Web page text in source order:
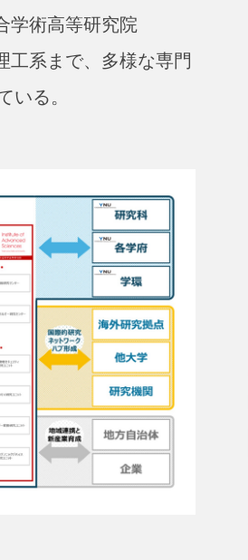
学術高等研究院
工系まで、多様な専門
いる。